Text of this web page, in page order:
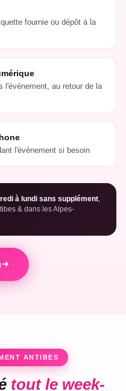
fournie ou dépôt à la
l'événement, au retour de la
l'événement si besoin
à lundi sans supplément
& dans les Alpes-
ANTIBES
tout le week-